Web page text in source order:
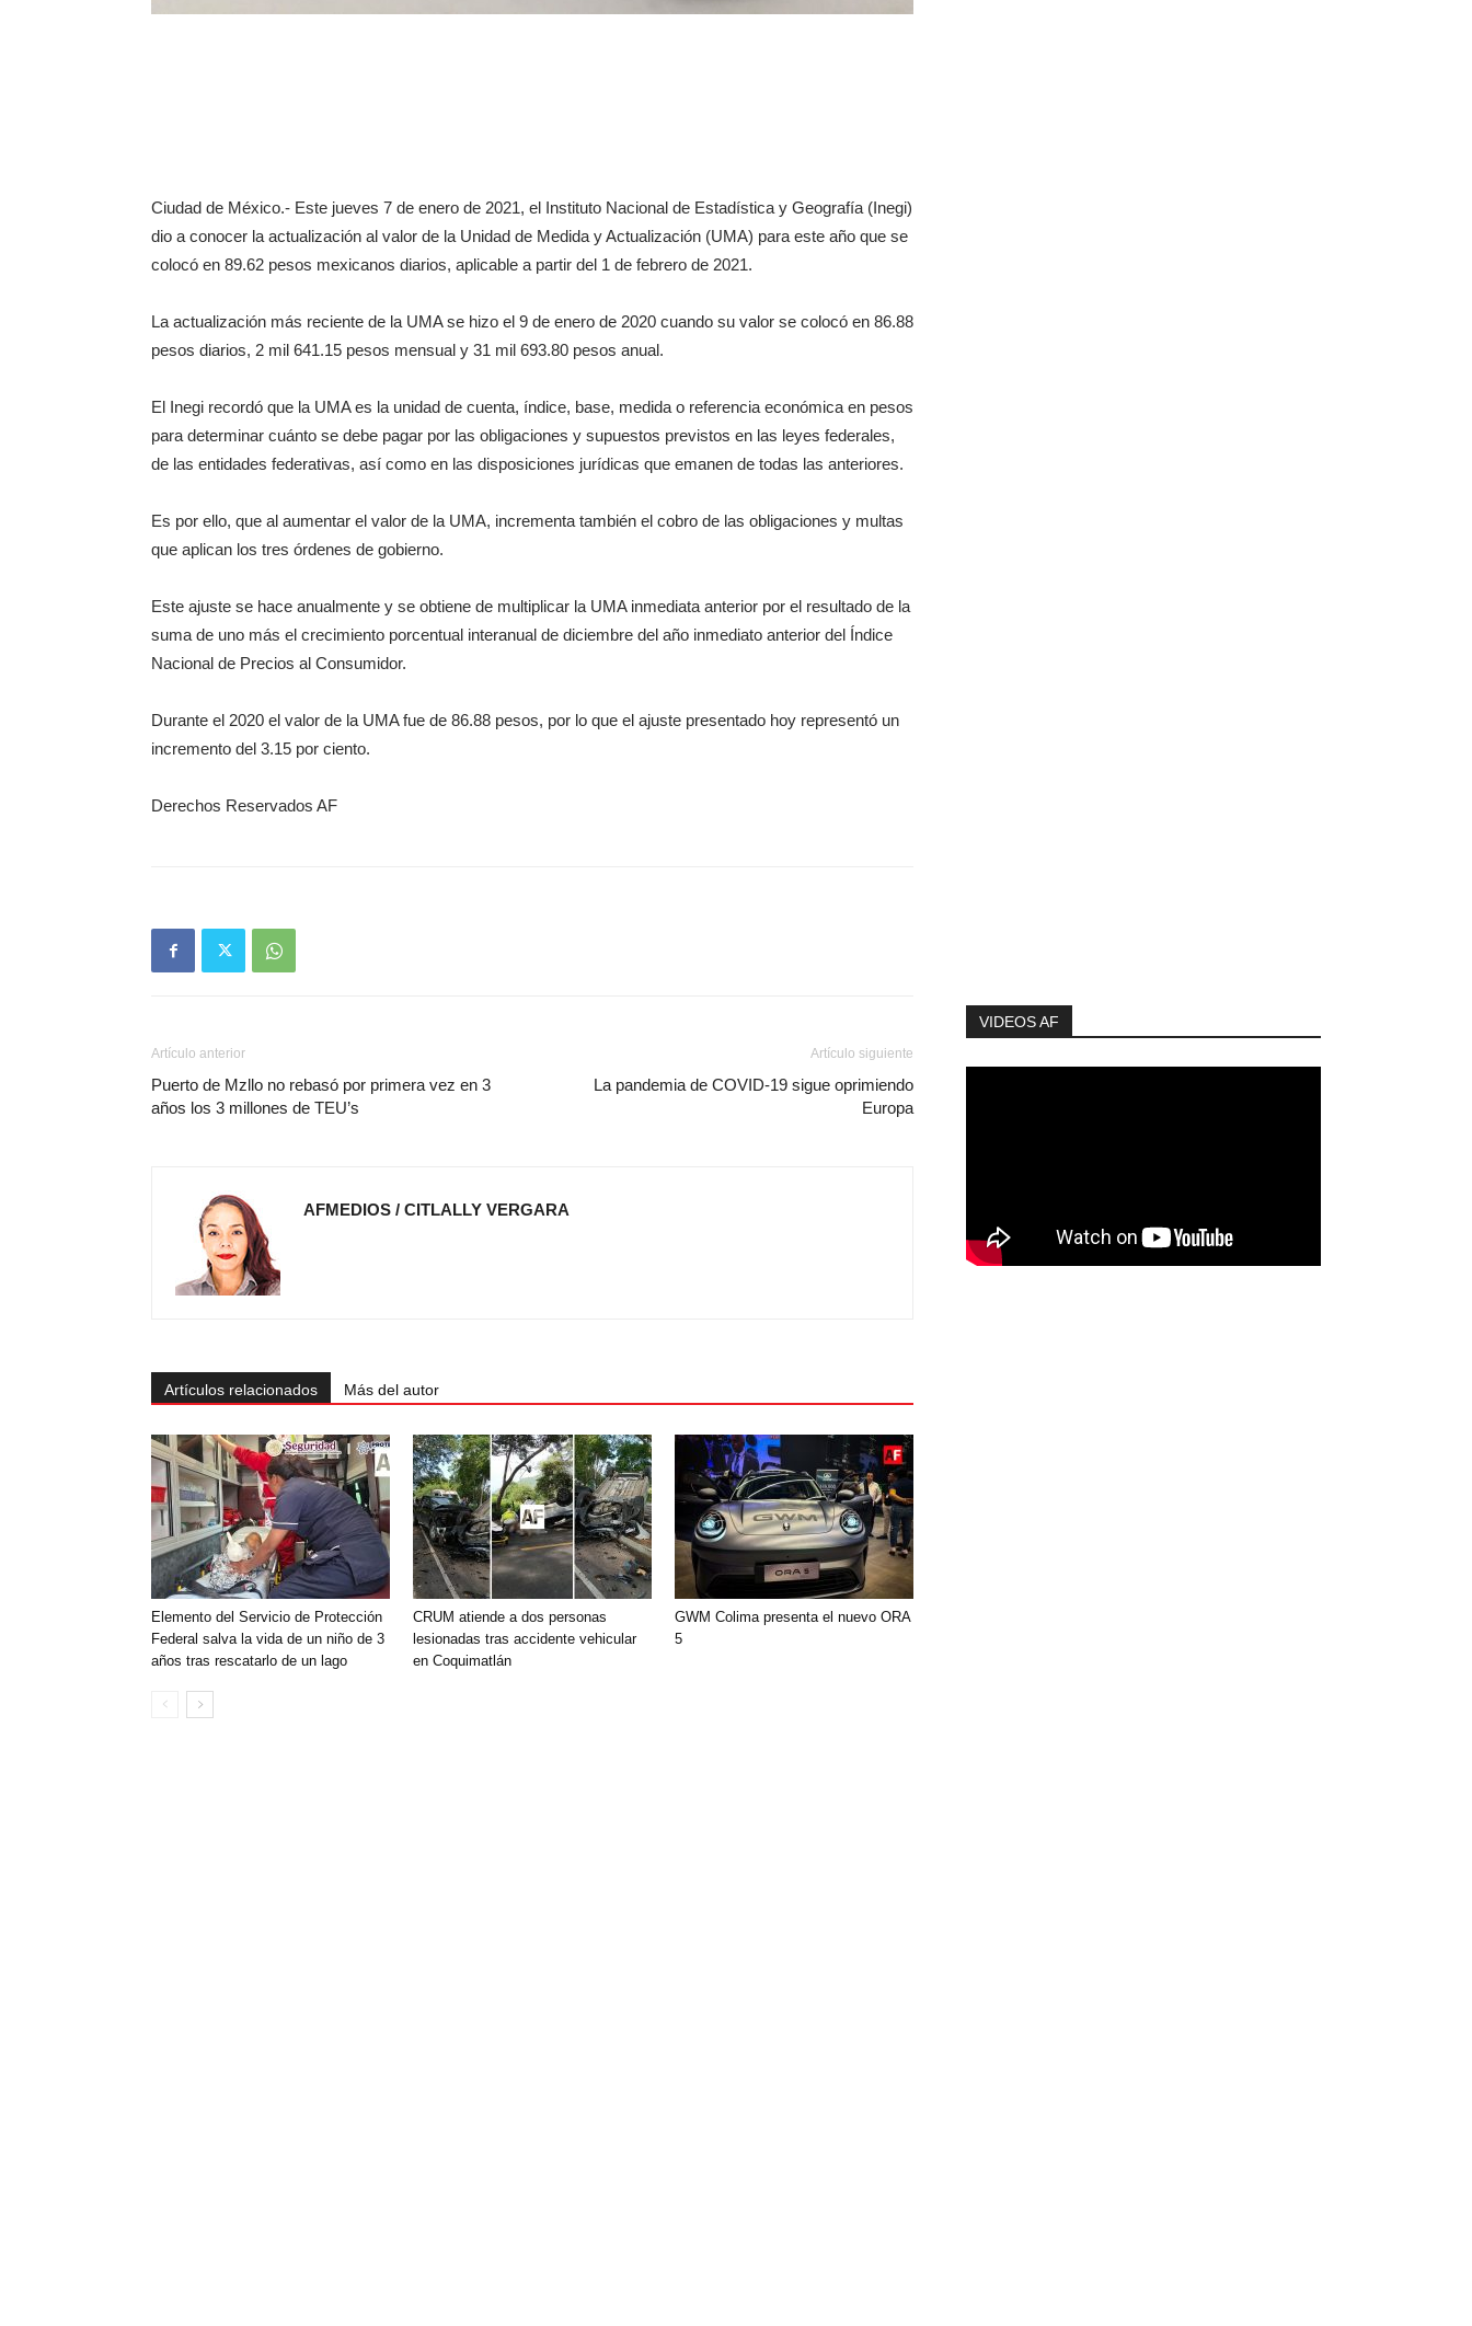
Ciudad de México.- Este jueves 7 de enero de 2021, el Instituto Nacional de Estadística y Geografía (Inegi)
dio a conocer la actualización al valor de la Unidad de Medida y Actualización (UMA) para este año que se
colocó en 89.62 pesos mexicanos diarios, aplicable a partir del 1 de febrero de 2021.
La actualización más reciente de la UMA se hizo el 9 de enero de 2020 cuando su valor se colocó en 86.88
pesos diarios, 2 mil 641.15 pesos mensual y 31 mil 693.80 pesos anual.
El Inegi recordó que la UMA es la unidad de cuenta, índice, base, medida o referencia económica en pesos
para determinar cuánto se debe pagar por las obligaciones y supuestos previstos en las leyes federales,
de las entidades federativas, así como en las disposiciones jurídicas que emanen de todas las anteriores.
Es por ello, que al aumentar el valor de la UMA, incrementa también el cobro de las obligaciones y multas
que aplican los tres órdenes de gobierno.
Este ajuste se hace anualmente y se obtiene de multiplicar la UMA inmediata anterior por el resultado de la
suma de uno más el crecimiento porcentual interanual de diciembre del año inmediato anterior del Índice
Nacional de Precios al Consumidor.
Durante el 2020 el valor de la UMA fue de 86.88 pesos, por lo que el ajuste presentado hoy representó un
incremento del 3.15 por ciento.
Derechos Reservados AF
Artículo anterior
Puerto de Mzllo no rebasó por primera vez en 3
años los 3 millones de TEU’s
Artículo siguiente
La pandemia de COVID-19 sigue oprimiendo
Europa
AFMEDIOS / CITLALLY VERGARA
Artículos relacionados Más del autor
Elemento del Servicio de Protección
Federal salva la vida de un niño de 3
años tras rescatarlo de un lago
CRUM atiende a dos personas
lesionadas tras accidente vehicular
en Coquimatlán
GWM Colima presenta el nuevo ORA
5
VIDEOS AF